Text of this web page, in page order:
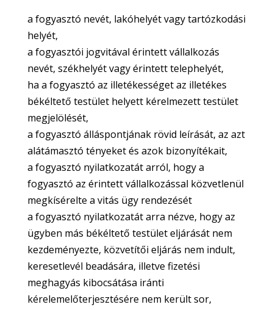
a fogyasztó nevét, lakóhelyét vagy tartózkodási
helyét,
a fogyasztói jogvitával érintett vállalkozás
nevét, székhelyét vagy érintett telephelyét,
ha a fogyasztó az illetékességet az illetékes
békéltető testület helyett kérelmezett testület
megjelölését,
a fogyasztó álláspontjának rövid leírását, az azt
alátámasztó tényeket és azok bizonyítékait,
a fogyasztó nyilatkozatát arról, hogy a
fogyasztó az érintett vállalkozással közvetlenül
megkísérelte a vitás ügy rendezését
a fogyasztó nyilatkozatát arra nézve, hogy az
ügyben más békéltető testület eljárását nem
kezdeményezte, közvetítői eljárás nem indult,
keresetlevél beadására, illetve fizetési
meghagyás kibocsátása iránti
kérelemelőterjesztésére nem került sor,